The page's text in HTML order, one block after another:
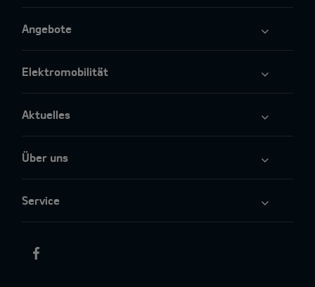
Angebote
Elektromobilität
Aktuelles
Über uns
Service